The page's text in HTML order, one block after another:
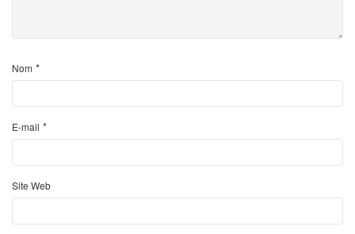
Nom *
E-mail *
Site Web